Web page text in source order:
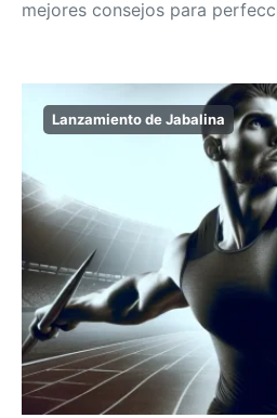
mejores consejos para
Lanzamiento de Jabalina